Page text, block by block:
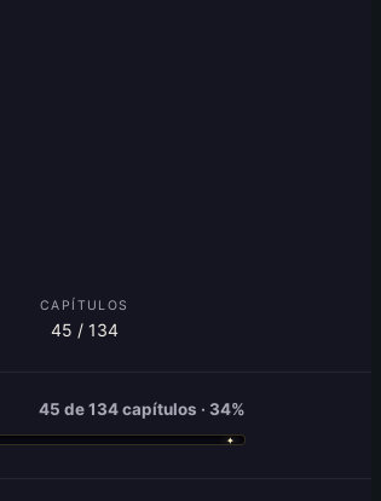
CAPÍTULOS
45 / 134
45 de 134 capítulos · 34%